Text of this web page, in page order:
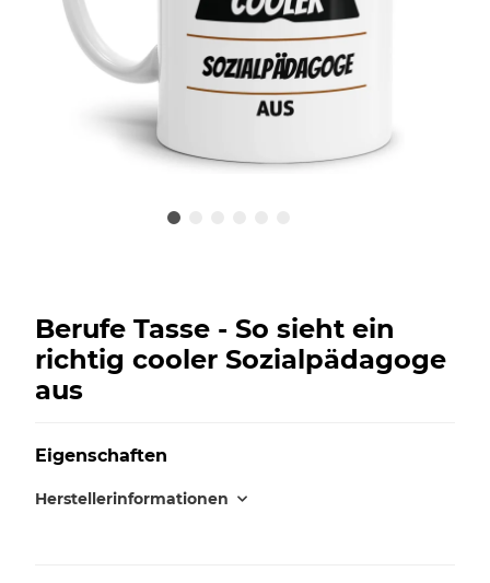
Berufe Tasse - So sieht ein
richtig cooler Sozialpädagoge
aus
Eigenschaften
Herstellerinformationen